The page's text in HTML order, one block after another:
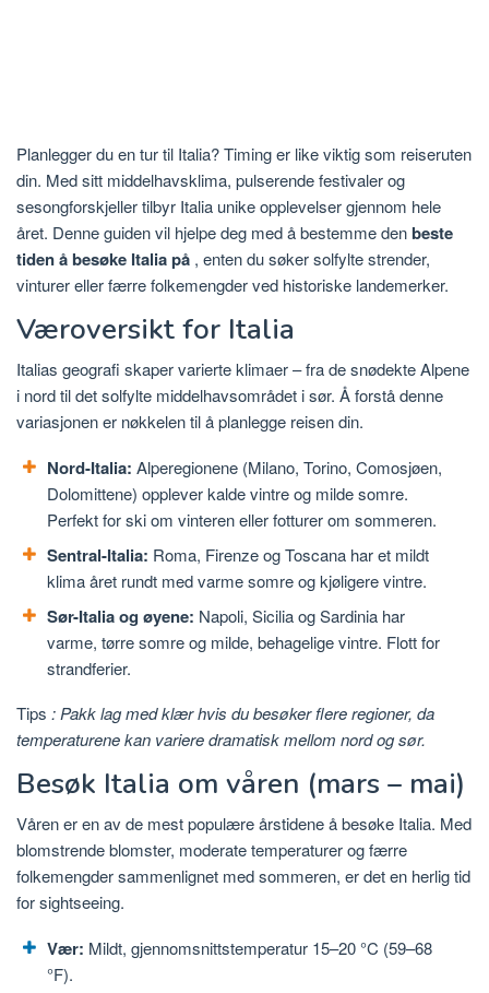
Planlegger du en tur til Italia? Timing er like viktig som reiseruten
din. Med sitt middelhavsklima, pulserende festivaler og
sesongforskjeller tilbyr Italia unike opplevelser gjennom hele
året. Denne guiden vil hjelpe deg med å bestemme denbeste
tiden å besøke Italia på , enten du søker solfylte strender,
vinturer eller færre folkemengder ved historiske landemerker.
Væroversikt for Italia
Italias geografi skaper varierte klimaer – fra de snødekte Alpene
i nord til det solfylte middelhavsområdet i sør. Å forstå denne
variasjonen er nøkkelen til å planlegge reisen din.
Nord-Italia: Alperegionene (Milano, Torino, Comosjøen,
Dolomittene) opplever kalde vintre og milde somre.
Perfekt for ski om vinteren eller fotturer om sommeren.
Sentral-Italia: Roma, Firenze og Toscana har et mildt
klima året rundt med varme somre og kjøligere vintre.
Sør-Italia og øyene: Napoli, Sicilia og Sardinia har
varme, tørre somre og milde, behagelige vintre. Flott for
strandferier.
Tips : Pakk lag med klær hvis du besøker flere regioner, da
temperaturene kan variere dramatisk mellom nord og sør.
Besøk Italia om våren (mars – mai)
Våren er en av de mest populære årstidene å besøke Italia. Med
blomstrende blomster, moderate temperaturer og færre
folkemengder sammenlignet med sommeren, er det en herlig tid
for sightseeing.
Vær: Mildt, gjennomsnittstemperatur 15–20 °C (59–68
°F).